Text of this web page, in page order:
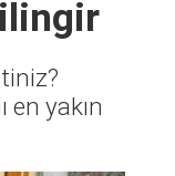
en yakın